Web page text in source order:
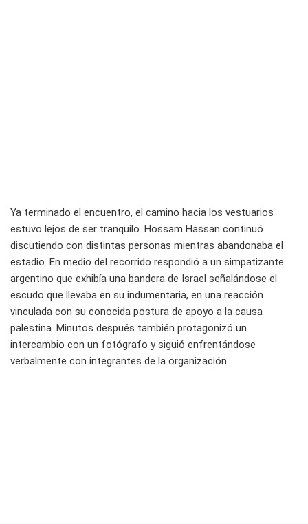
Ya terminado el encuentro, el camino hacia los vestuarios
estuvo lejos de ser tranquilo. Hossam Hassan continuó
discutiendo con distintas personas mientras abandonaba el
estadio. En medio del recorrido respondió a un simpatizante
argentino que exhibía una bandera de Israel señalándose el
escudo que llevaba en su indumentaria, en una reacción
vinculada con su conocida postura de apoyo a la causa
palestina. Minutos después también protagonizó un
intercambio con un fotógrafo y siguió enfrentándose
verbalmente con integrantes de la organización.